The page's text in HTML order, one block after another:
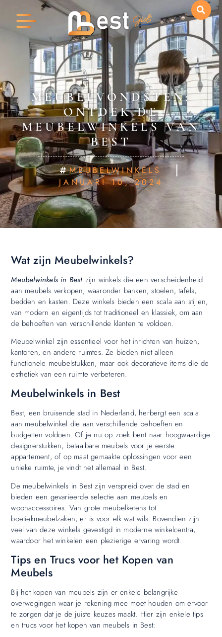
MEUBELVONDSTEN:
ONTDEK DE
MEUBELWINKELS VAN
BEST
MEUBELWINKELS
JANUARI 10, 2024
Wat zijn Meubelwinkels?
Meubelwinkels in Bestzijn winkels die een verscheidenheid
aan meubels verkopen, waaronder banken, stoelen, tafels,
bedden en kasten. Deze winkels bieden een scala aan stijlen,
van modern en eigentijds tot traditioneel en klassiek, om aan
de behoeften van verschillende klanten te voldoen.
Meubelwinkel zijn essentieel voor het inrichten van huizen,
kantoren, en andere ruimtes. Ze bieden niet alleen
functionele meubelstukken, maar ook decoratieve items die de
esthetiek van een ruimte verbeteren.
Meubelwinkels in Best
Best, een bruisende stad in Nederland, herbergt een scala
aan meubelwinkel die aan verschillende behoeften en
budgetten voldoen. Of je nu op zoek bent naar hoogwaardige
designerstukken, betaalbare meubels voor je eerste
appartement, of op maat gemaakte oplossingen voor een
unieke ruimte, je vindt het allemaal in Best.
De meubelwinkels in Best zijn verspreid over de stad en
bieden een gevarieerde selectie aan meubels en
woonaccessoires. Van grote meubelketens tot
boetiekmeubelzaken, er is voor elk wat wils. Bovendien zijn
veel van deze winkels gevestigd in moderne winkelcentra,
waardoor het winkelen een plezierige ervaring wordt.
Tips en Trucs voor het Kopen van
Meubels
Bij het kopen van meubels zijn er enkele belangrijke
overwegingen waar je rekening mee moet houden om ervoor
te zorgen dat je de juiste keuzes maakt. Hier zijn enkele tips
en trucs voor het kopen van meubels in Best: